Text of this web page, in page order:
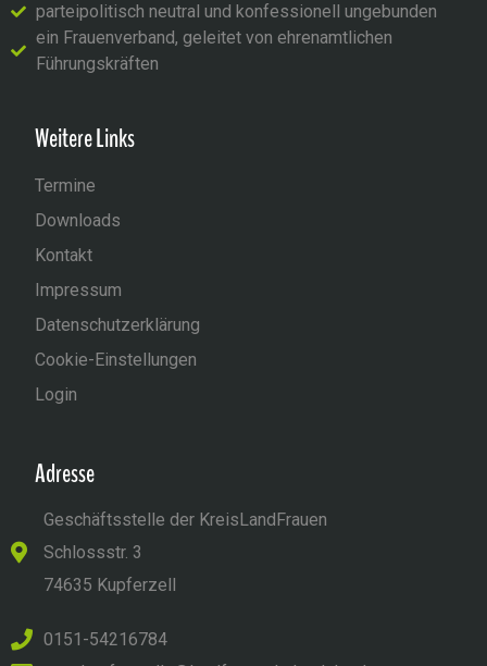
parteipolitisch neutral und konfessionell ungebunden
ein Frauenverband, geleitet von ehrenamtlichen
Führungskräften
Weitere Links
Termine
Downloads
Kontakt
Impressum
Datenschutzerklärung
Cookie-Einstellungen
Login
Adresse
Geschäftsstelle der KreisLandFrauen
Schlossstr. 3
74635 Kupferzell
0151-54216784